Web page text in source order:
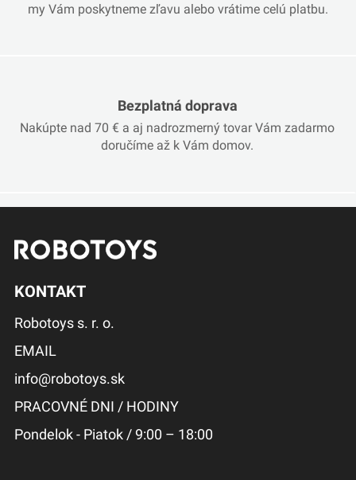
my Vám poskytneme zľavu alebo vrátime celú platbu.
Bezplatná doprava
Nakúpte nad 70 € a aj nadrozmerný tovar Vám zadarmo
doručíme až k Vám domov.
KONTAKT
Robotoys s. r. o.
EMAIL
info@robotoys.sk
PRACOVNÉ DNI / HODINY
Pondelok - Piatok / 9:00 – 18:00